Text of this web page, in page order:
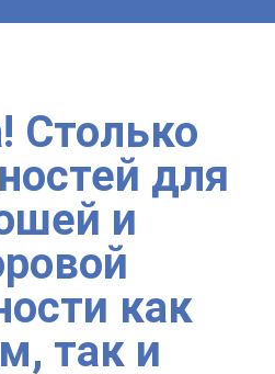
Столько
для
и
как
так и